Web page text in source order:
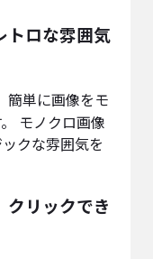
トロな雰囲気
簡単に画像をモ
モノクロ画像
クな雰囲気を
クリックでき